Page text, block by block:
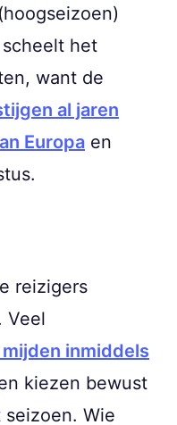
(hoogseizoen)
het
want de
al jaren
Europa en
reizigers
Veel
inmiddels
kiezen bewust
Wie